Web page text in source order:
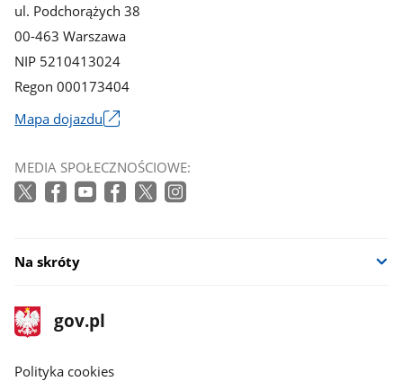
ul. Podchorążych 38
00-463 Warszawa
NIP 5210413024
Regon 000173404
Mapa dojazdu
się
w
MEDIA SPOŁECZNOŚCIOWE:
Na skróty
stopka
gov.pl
Strona
gov.pl
gov.pl
Polityka cookies